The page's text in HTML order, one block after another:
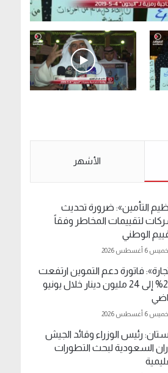
لـ”#البدون” في ساحة الإرادة
مخدرات يعني ولا خمر؟!.
الأشهر
التأمين»: ضرورة تحديث
لتقييمات المخاطر وفقاً
الوطني
6 أغسطس 2026
فاتورة دعم التموين ارتفعت
26.3% إلى 24 مليون دينار خلال يونيو
6 أغسطس 2026
رئيس الوزراء وقائد الجيش
السعودية لبحث التطورات